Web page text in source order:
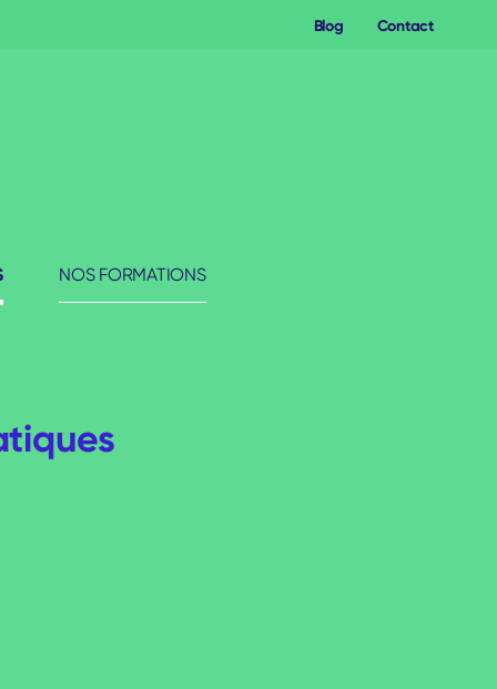
Blog Contact
NOS FORMATIONS